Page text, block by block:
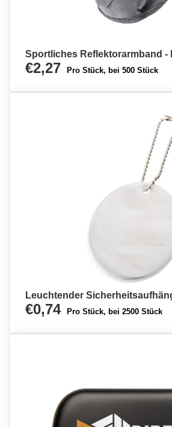
Sportliches Reflektorarmband -
€2,27 Pro Stück, bei 500 Stück
Leuchtender
€0,74 Pro Stück, bei 2500 Stück